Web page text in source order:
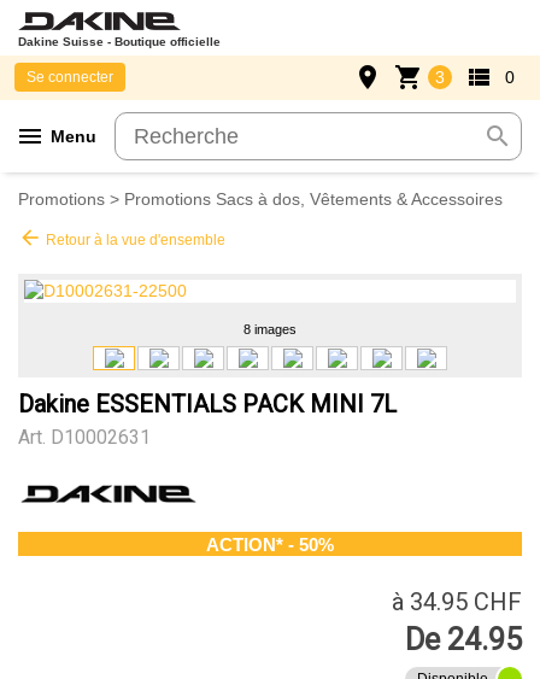
Dakine Suisse - Boutique officielle
menu Menu search
Se connecter place shopping_cart 3 view_list 0
Promotions > Promotions Sacs à dos, Vêtements & Accessoires
arrow_back Retour à la vue d'ensemble
8 images
Dakine ESSENTIALS PACK MINI 7L
Art. D10002631
ACTION* - 50%
à 34.95 CHF
De 24.95